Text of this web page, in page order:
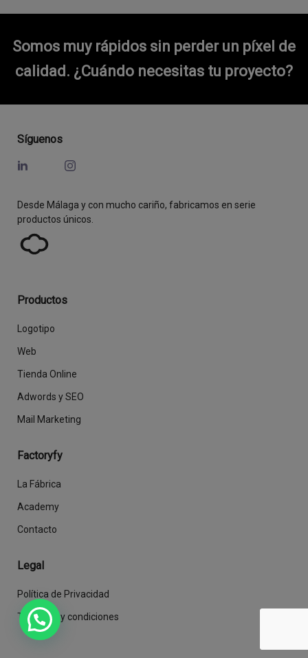
Somos muy rápidos sin perder un píxel de
calidad. ¿Cuándo necesitas tu proyecto?
Síguenos
Desde Málaga y con mucho cariño, fabricamos en serie
productos únicos.
Productos
Logotipo
Web
Tienda Online
Adwords y SEO
Mail Marketing
Factoryfy
La Fábrica
Academy
Contacto
Legal
Política de Privacidad
Términos y condiciones